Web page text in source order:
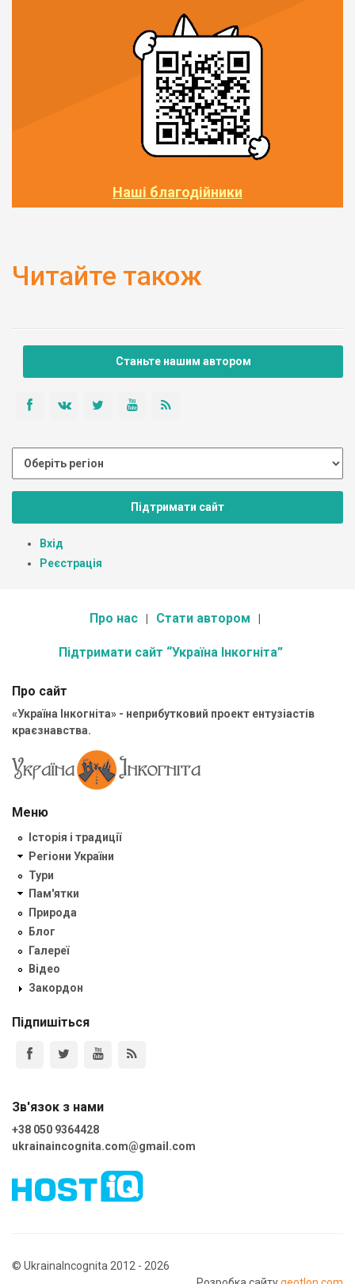
Наші благодійники
Читайте також
Станьте нашим автором
Підтримати сайт
Вхід
Реєстрація
Про нас Стати автором
Підтримати сайт “Україна Інкогніта”
Про сайт
«Україна Інкогніта» - неприбутковий проект ентузіастів
краєзнавства.
Меню
Історія і традиції
Регіони України
Тури
Пам'ятки
Природа
Блог
Галереї
Відео
Закордон
Підпишіться
Зв'язок з нами
+38 050 9364428
ukrainaincognita.com@gmail.com
© UkrainaIncognita 2012 - 2026